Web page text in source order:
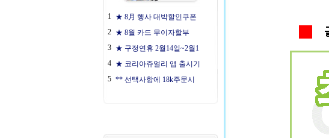
1 ★ 8月 행사 대박할인쿠폰
2 ★ 8월 카드 무이자할부
3 ★ 구정연휴 2월14일~2월1
4 ★ 코리아쥬얼리 앱 출시기
5 ** 선택사항에 18k주문시